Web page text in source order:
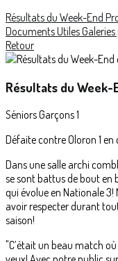
Résultats du Week-End
Documents Utiles
Retour
Résultats du
Séniors Garçons 1
Défaite contre Oloron 1 en
Dans une salle archi
se sont battus de bout en
qui évolue en Nationale 3!
avoir respecter durant
saison!
"C’était un beau match